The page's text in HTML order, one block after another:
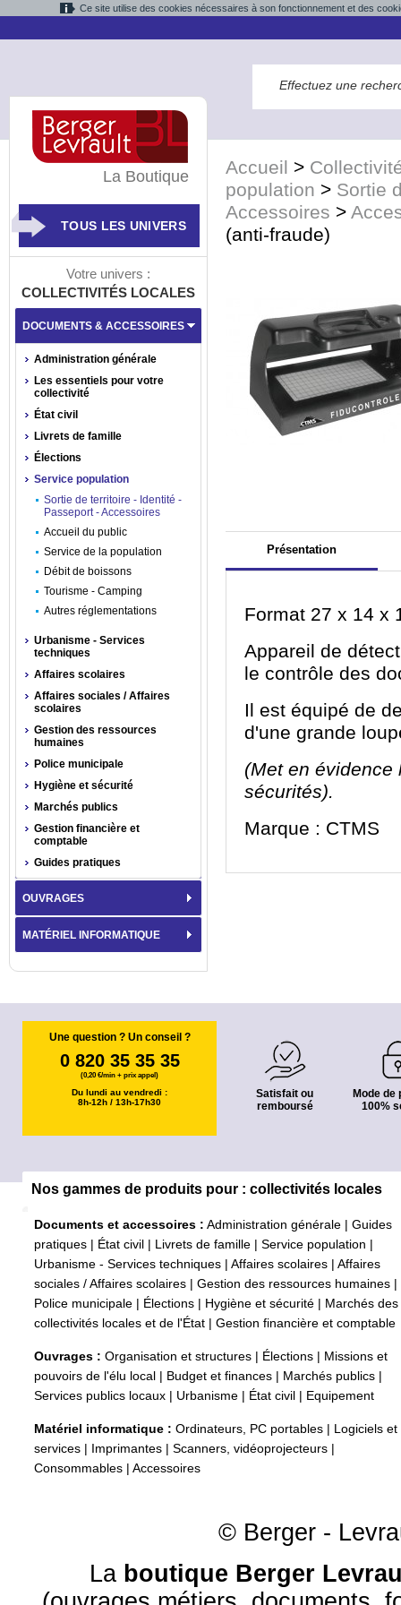
Ce site utilise des cookies nécessaires à son fonctionnement et des
Accueil >
population > Sortie
Accessoires >
(anti-fraude)
Présentation
Format 27 x 14 x
Appareil de
le contrôle des
Il est équipé de
d'une grande
(Met en évidence
sécurités).
Marque : CTMS
La Boutique
TOUS LES UNIVERS
Votre univers :
COLLECTIVITÉS LOCALES
DOCUMENTS & ACCESSOIRES
Administration générale
Les essentiels pour votre
collectivité
État civil
Livrets de famille
Élections
Service population
Sortie de territoire - Identité -
Passeport - Accessoires
Accueil du public
Service de la population
Débit de boissons
Tourisme - Camping
Autres réglementations
Urbanisme - Services
techniques
Affaires scolaires
Affaires sociales / Affaires
scolaires
Gestion des ressources
humaines
Police municipale
Hygiène et sécurité
Marchés publics
Gestion financière et
comptable
Guides pratiques
OUVRAGES
MATÉRIEL INFORMATIQUE
Une question ? Un conseil ?
0 820 35 35 35
(0,20 €/min + prix appel)
Du lundi au vendredi :
8h-12h / 13h-17h30
Satisfait ou
remboursé
Mode de
100%
Nos gammes de produits pour : collectivités locales
Documents et accessoires : Administration générale
Guides
pratiques
État civil Livrets de famille Service population
Urbanisme - Services techniques
Affaires scolaires
Affaires
sociales / Affaires scolaires
Gestion des ressources humaines
Police municipale
Élections Hygiène et sécurité
Marchés des
collectivités locales et de l'État
Gestion financière et comptable
Ouvrages : Organisation et structures Élections
Missions et
pouvoirs de l'élu local
Budget et finances Marchés publics
Services publics locaux
Urbanisme État civil Equipement
Matériel informatique : Ordinateurs, PC portables
Logiciels et
services
Imprimantes Scanners, vidéoprojecteurs
Consommables
Accessoires
© Berger -
La boutique Berger